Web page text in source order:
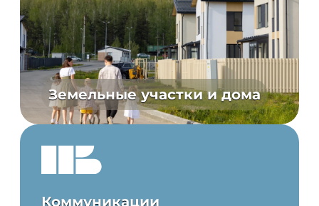
Коммуникации
Земельные участки и дома